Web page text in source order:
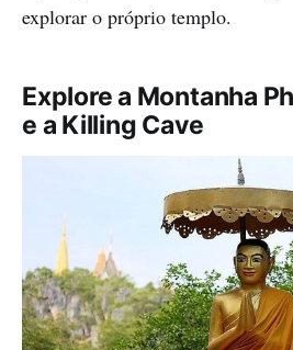
explorar o próprio templo.
Explore a Montanha
e a Killing Cave